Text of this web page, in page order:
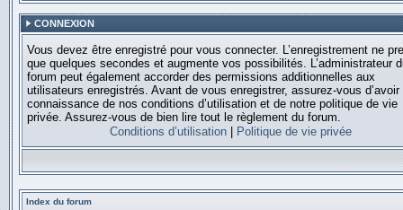
CONNEXION
Vous devez être enregistré pour vous connecter. L’enregistrement ne
que quelques secondes et augmente vos possibilités. L’administrateur
forum peut également accorder des permissions additionnelles aux
utilisateurs enregistrés. Avant de vous enregistrer, assurez-vous d’avoir
connaissance de nos conditions d’utilisation et de notre politique de vie
privée. Assurez-vous de bien lire tout le règlement du forum.
Conditions d’utilisation
Politique de vie privée
Index du forum